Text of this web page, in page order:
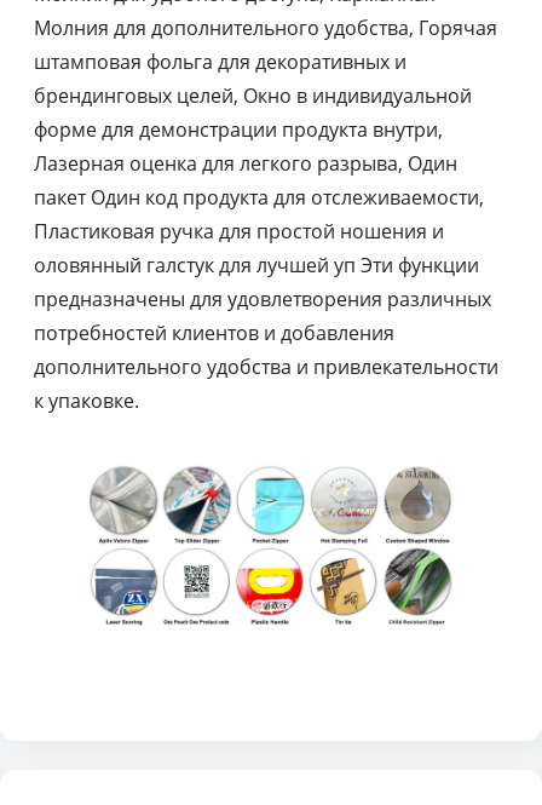
Молния для дополнительного удобства, Горячая
штамповая фольга для декоративных и
брендинговых целей, Окно в индивидуальной
форме для демонстрации продукта внутри,
Лазерная оценка для легкого разрыва, Один
пакет Один код продукта для отслеживаемости,
Пластиковая ручка для простой ношения и
оловянный галстук для лучшей уп Эти функции
предназначены для удовлетворения различных
потребностей клиентов и добавления
дополнительного удобства и привлекательности
к упаковке.